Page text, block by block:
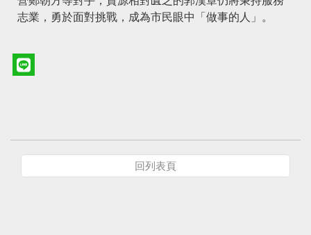
志業，勇於面對挑戰，成為市民眼中「做事的人」。
回列表頁